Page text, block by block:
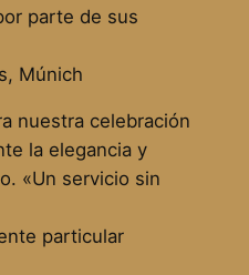
parte de sus
Múnich
nuestra celebración
la elegancia y
«Un servicio sin
particular